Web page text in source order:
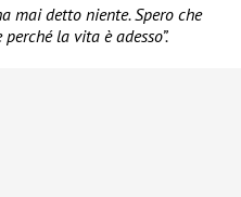
mai detto niente. Spero che
la vita è adesso”.